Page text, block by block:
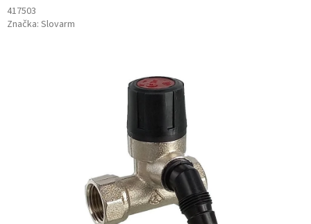
417503
Značka: Slovarm